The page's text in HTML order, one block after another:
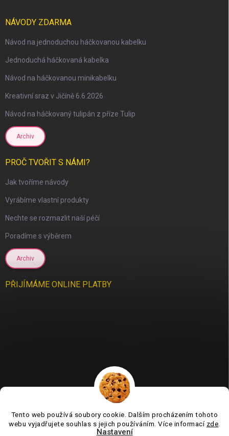
Tento web používá soubory cookie. Dalším procházením tohoto
webu vyjadřujete souhlas s jejich používáním. Více informací zde
Nastavení
NÁVODY ZDARMA
Návod na jednoduchou háčkovanou kabelku
Jednoduchá háčkovaná kabelka
Návod na háčkovanou minikabelku
Kreativní sraz v Jičíně 6.6.2026
Návod na háčkovaný tulipán z příze Tulip
Archiv
PROČ TVOŘIT S NÁMI?
Jak tvoříme návody
Vyrábíme vlastní produkty
Nechte se rozmazlit naší péčí
Poradíme s výběrem
Archiv
PŘIJÍMÁME ONLINE PLATBY
Jsme tu pro vás už 11 let❤️